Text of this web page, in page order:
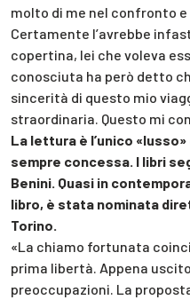
molto di me nel confronto e
Certamente l’avrebbe
copertina, lei che voleva
conosciuta ha però detto
sincerità di questo mio
straordinaria. Questo mi
La lettura è l’unico
sempre concessa. I libri
Benini. Quasi in
libro, è stata nominata
Torino.
«La chiamo fortunata
prima libertà. Appena
preoccupazioni. La